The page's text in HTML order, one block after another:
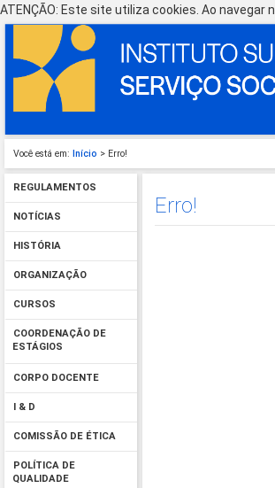
ATENÇÃO: Este site utiliza cookies. Ao
Você está em: Início > Erro!
REGULAMENTOS
NOTÍCIAS
HISTÓRIA
ORGANIZAÇÃO
CURSOS
COORDENAÇÃO DE
ESTÁGIOS
CORPO DOCENTE
I & D
COMISSÃO DE ÉTICA
POLÍTICA DE
QUALIDADE
Erro!